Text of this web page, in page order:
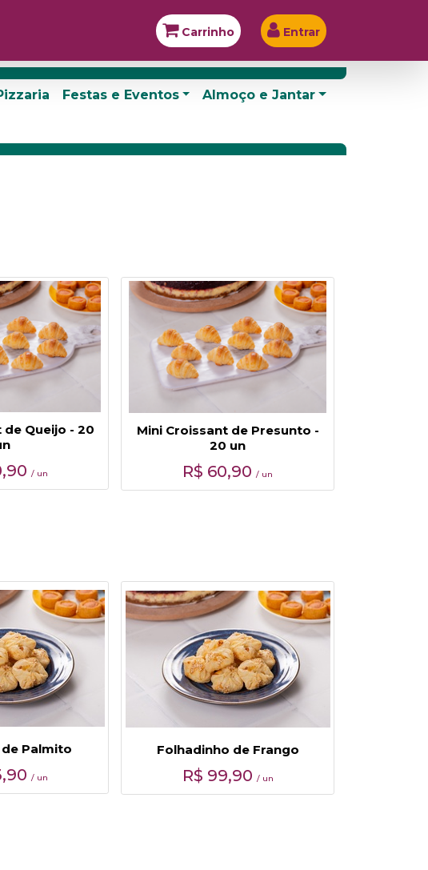
Carrinho Entrar
Festas e Eventos Almoço e Jantar
de Queijo - 20
/ un
Mini Croissant de Presunto -
20 un
R$ 60,90 / un
Palmito
/ un
Folhadinho de Frango
R$ 99,90 / un